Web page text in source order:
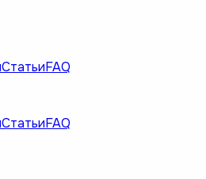
СтатьиFAQ
СтатьиFAQ